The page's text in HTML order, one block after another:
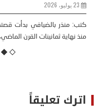
23 يوليو، 2026
كتب: منذر بالضيافي بدأت قصتي
منذ نهاية ثمانينات القرن
اترك تعليقاً